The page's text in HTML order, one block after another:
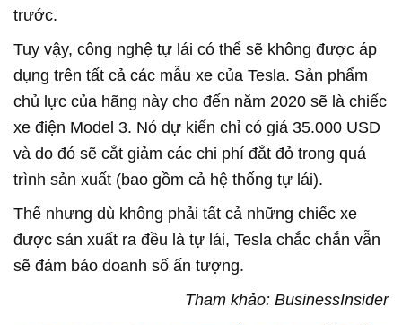
trước.
Tuy vậy, công nghệ tự lái có thể sẽ không được áp
dụng trên tất cả các mẫu xe của Tesla. Sản phẩm
chủ lực của hãng này cho đến năm 2020 sẽ là chiếc
xe điện Model 3. Nó dự kiến chỉ có giá 35.000 USD
và do đó sẽ cắt giảm các chi phí đắt đỏ trong quá
trình sản xuất (bao gồm cả hệ thống tự lái).
Thế nhưng dù không phải tất cả những chiếc xe
được sản xuất ra đều là tự lái, Tesla chắc chắn vẫn
sẽ đảm bảo doanh số ấn tượng.
Tham khảo: BusinessInsider